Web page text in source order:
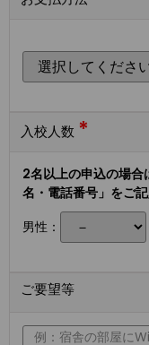
入校人数 *
2名以上の申込の場
名・電話番号」をご記
男性：
ご要望等